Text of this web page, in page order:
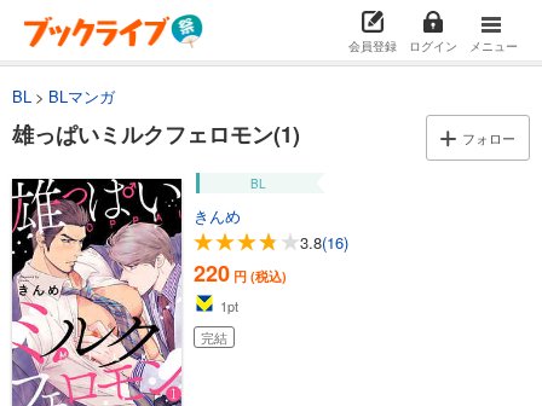
会員登録 ログイン メニュー
BL BLマンガ
雄っぱいミルクフェロモン(1) フォロー
BL
きんめ
3.8(16)
220 円 (税込)
1pt
完結